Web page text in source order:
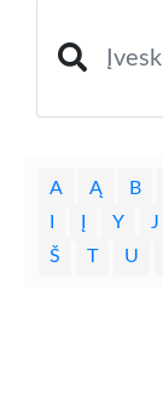
A Ą B
Y J
Š
T U